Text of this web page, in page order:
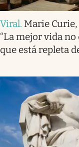
Viral. Marie
“La mejor vida
que está repleta